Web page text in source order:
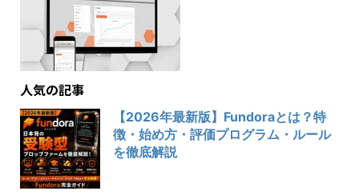
人気の記事
【2026年最新版】Fundoraとは？特
徴・始め方・評価プログラム・ルール
を徹底解説